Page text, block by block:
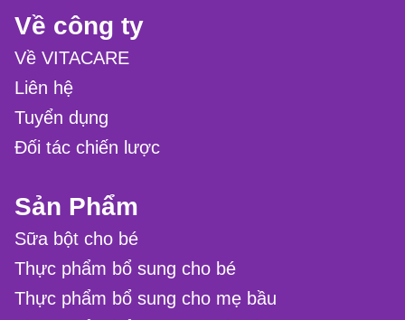
Về công ty
Về VITACARE
Liên hệ
Tuyển dụng
Đối tác chiến lược
Sản Phẩm
Sữa bột cho bé
Thực phẩm bổ sung cho bé
Thực phẩm bổ sung cho mẹ bầu